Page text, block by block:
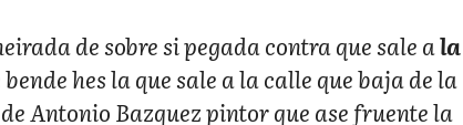
de sobre si pegada contra que sale ala
hes la que sale a la calle que baja de la
Antonio Bazquez pintor que ase fruente la